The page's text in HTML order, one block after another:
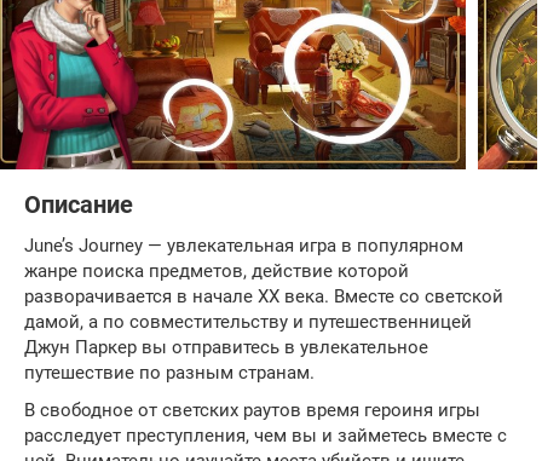
Описание
June’s Journey — увлекательная игра в популярном
жанре поиска предметов, действие которой
разворачивается в начале XX века. Вместе со светской
дамой, а по совместительству и путешественницей
Джун Паркер вы отправитесь в увлекательное
путешествие по разным странам.
В свободное от светских раутов время героиня игры
расследует преступления, чем вы и займетесь вместе с